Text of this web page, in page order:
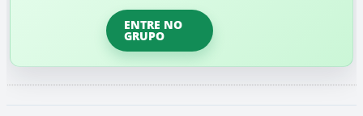
ENTRE NO
GRUPO